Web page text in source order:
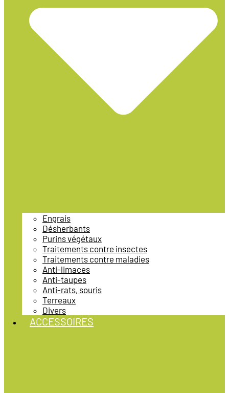
Engrais
Désherbants
Purins végétaux
Traitements contre insectes
Traitements contre maladies
Anti-limaces
Anti-taupes
Anti-rats, souris
Terreaux
Divers
ACCESSOIRES